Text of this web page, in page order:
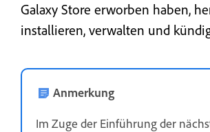
Galaxy Store erworben haben,
installieren, verwalten und
Anmerkung
Im Zuge der Einführung der